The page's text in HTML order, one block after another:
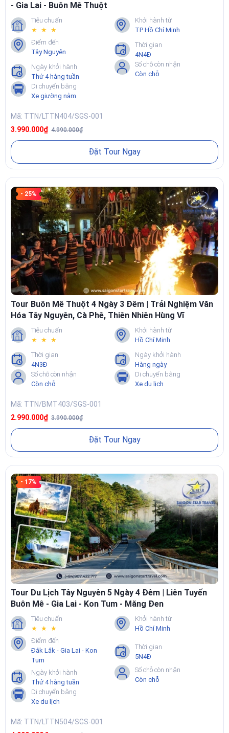
- Gia Lai - Buôn Mê Thuột
Tiêu chuẩn
★ ★ ★
Khởi hành từ
TP Hồ Chí Minh
Điểm đến
Tây Nguyên
Thời gian
4N4Đ
Ngày khởi hành
Thứ 4 hàng tuần
Số chỗ còn nhận
Còn chỗ
Di chuyển bằng
Xe giường nằm
Mã: TTN/LTTN404/SGS-001
3.990.000₫ 4.990.000₫
Đặt Tour Ngay
- 25%
Tour Buôn Mê Thuột 4 Ngày 3 Đêm | Trải Nghiệm Văn
Hóa Tây Nguyên, Cà Phê, Thiên Nhiên Hùng Vĩ
Tiêu chuẩn
★ ★ ★
Khởi hành từ
Hồ Chí Minh
Thời gian
4N3Đ
Ngày khởi hành
Hàng ngày
Số chỗ còn nhận
Còn chỗ
Di chuyển bằng
Xe du lịch
Mã: TTN/BMT403/SGS-001
2.990.000₫ 3.990.000₫
Đặt Tour Ngay
- 17%
Tour Du Lịch Tây Nguyên 5 Ngày 4 Đêm | Liên Tuyến
Buôn Mê - Gia Lai - Kon Tum - Măng Đen
Tiêu chuẩn
★ ★ ★
Khởi hành từ
Hồ Chí Minh
Điểm đến
Đắk Lắk - Gia Lai - Kon
Tum
Thời gian
5N4Đ
Ngày khởi hành
Thứ 4 hàng tuần
Số chỗ còn nhận
Còn chỗ
Di chuyển bằng
Xe du lịch
Mã: TTN/LTTN504/SGS-001